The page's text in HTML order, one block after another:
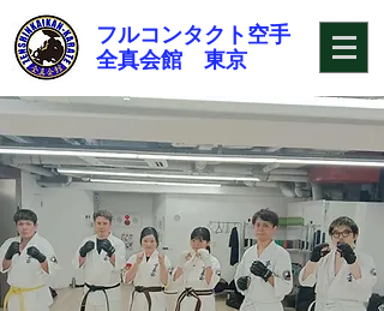
フルコンタクト空手
​全真会館 東京